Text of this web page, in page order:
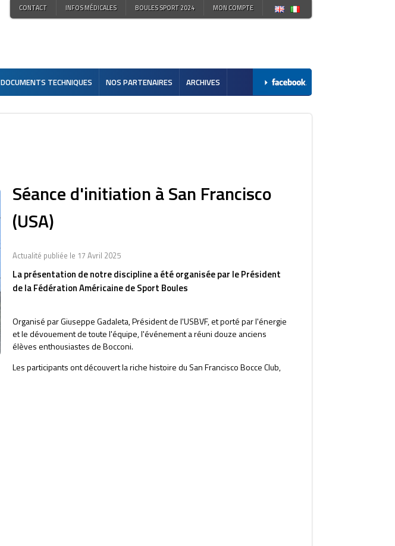
CONTACT INFOS MÉDICALES BOULES SPORT 2024 MON COMPTE
DOCUMENTS TECHNIQUES NOS PARTENAIRES ARCHIVES
Séance d'initiation à San Francisco
(USA)
Actualité publiée le 17 Avril 2025
La présentation de notre discipline a été organisée par le Président
de la Fédération Américaine de Sport Boules
Organisé par Giuseppe Gadaleta, Président de l'USBVF, et porté par l'énergie
et le dévouement de toute l'équipe, l'événement a réuni douze anciens
élèves enthousiastes de Bocconi.
Les participants ont découvert la riche histoire du San Francisco Bocce Club,